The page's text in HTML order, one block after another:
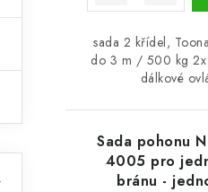
sada 2 křídel,
do 3 m / 500 kg
dálkové
Sada pohonu
4005 pro
bránu -